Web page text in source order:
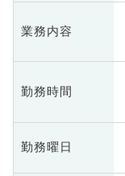
業務内容
勤務時間
勤務曜日